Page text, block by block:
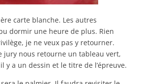
carte blanche. Les autres
dormir une heure de plus. Rien
je ne veux pas y retourner.
jury nous retourne un tableau vert,
y a un dessin et le titre de l’épreuve.